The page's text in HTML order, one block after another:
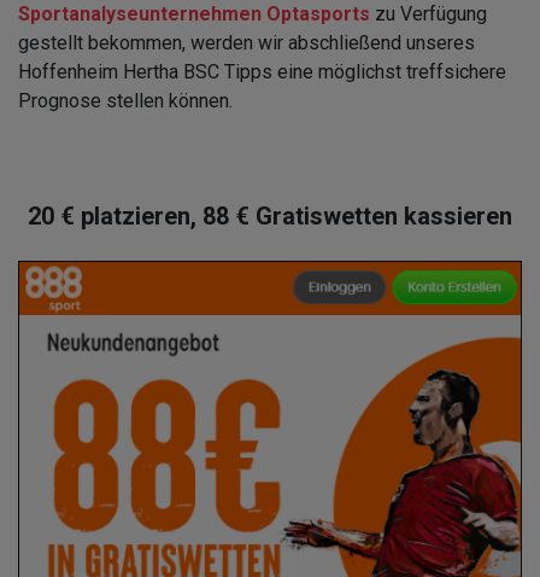
Sportanalyseunternehmen Optasports zu Verfügung
gestellt bekommen, werden wir abschließend unseres
Hoffenheim Hertha BSC Tipps eine möglichst treffsichere
Prognose stellen können.
20 € platzieren, 88 € Gratiswetten kassieren